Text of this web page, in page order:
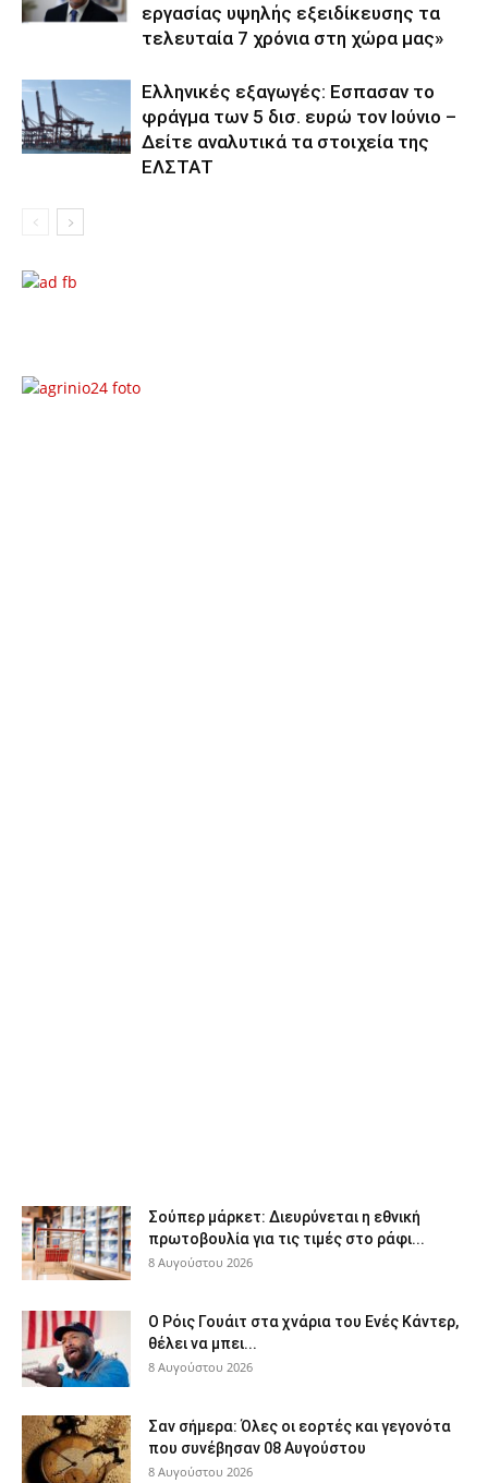
εργασίας υψηλής εξειδίκευσης τα
τελευταία 7 χρόνια στη χώρα μας»
Ελληνικές εξαγωγές: Εσπασαν το
φράγμα των 5 δισ. ευρώ τον Ιούνιο –
Δείτε αναλυτικά τα στοιχεία της
ΕΛΣΤΑΤ
Σούπερ μάρκετ: Διευρύνεται η εθνική
πρωτοβουλία για τις τιμές στο ράφι...
8 Αυγούστου 2026
Ο Ρόις Γουάιτ στα χνάρια του Ενές Κάντερ,
θέλει να μπει...
8 Αυγούστου 2026
Σαν σήμερα: Όλες οι εορτές και γεγονότα
που συνέβησαν 08 Αυγούστου
8 Αυγούστου 2026